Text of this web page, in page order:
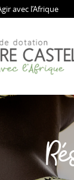
avec l’Afrique